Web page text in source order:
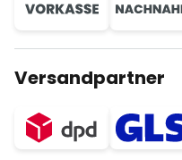
Versandpartner